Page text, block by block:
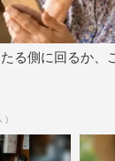
）北海道・札
）宮城・
たる側に回るか、
)